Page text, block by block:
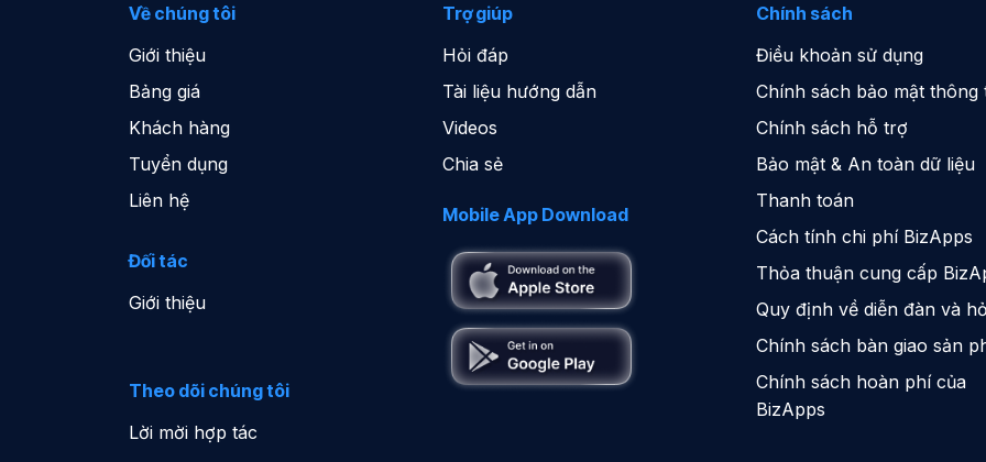
Về chúng tôi
Giới thiệu
Bảng giá
Khách hàng
Tuyển dụng
Liên hệ
Đối tác
Giới thiệu
Theo dõi chúng tôi
Lời mời hợp tác
Trợ giúp
Hỏi đáp
Tài liệu hướng dẫn
Videos
Chia sẻ
Mobile App Download
Chính sách
Điều khoản sử dụng
Chính sách bảo mật thông
Chính sách hỗ trợ
Bảo mật & An toàn dữ liệu
Thanh toán
Cách tính chi phí BizApps
Thỏa thuận cung cấp
Quy định về diễn đàn và
Chính sách bàn giao sản
Chính sách hoàn phí của
BizApps